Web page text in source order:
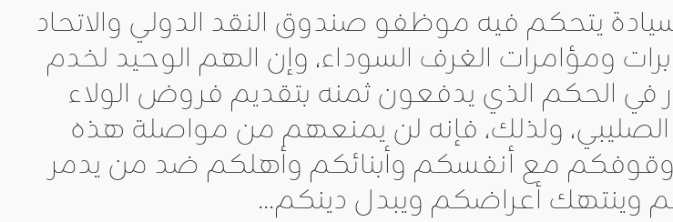
يتحكم فيه موظفو صندوق النقد الدولي والاتحاد
ومؤامرات الغرف السوداء، وإن الهم الوحيد لخدم
في الحكم الذي يدفعون ثمنه بتقديم فروض الولاء
الصليبي، ولذلك، فإنه لن يمنعهم من مواصلة هذه
مع أنفسكم وأبنائكم وأهلكم ضد من يدمر
وينتهك أعراضكم ويبدل دينكم…